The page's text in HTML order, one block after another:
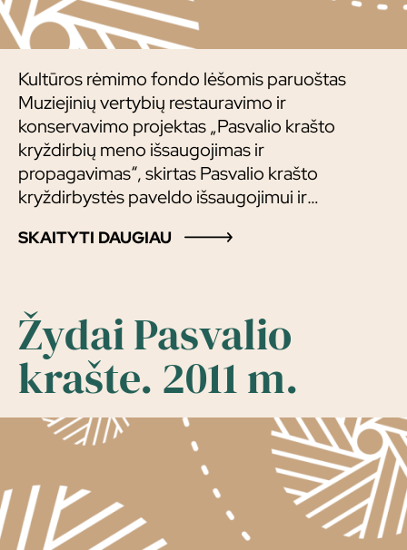
Kultūros rėmimo fondo lėšomis paruoštas
Muziejinių vertybių restauravimo ir
konservavimo projektas „Pasvalio krašto
kryždirbių meno išsaugojimas ir
propagavimas“, skirtas Pasvalio krašto
kryždirbystės paveldo išsaugojimui ir
SKAITYTI DAUGIAU
Žydai Pasvalio
krašte. 2011 m.